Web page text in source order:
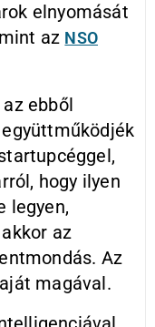
elnyomását
az NSO
ebből
hogy ilyen
legyen,
az
Az
magával.